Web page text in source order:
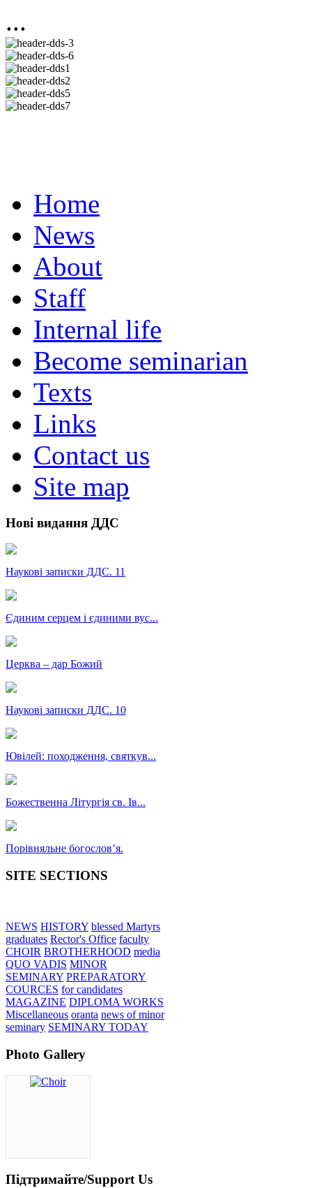
...
Home
News
About
Staff
Internal life
Become seminarian
Texts
Links
Contact us
Site map
Нові видання ДДС
Наукові записки ДДС. 11
Єдиним серцем і єдиними вус...
Церква – дар Божий
Наукові записки ДДС. 10
Ювілей: походження, святкув...
Божественна Літургія св. Ів...
Порівняльне богословʼя.
SITE SECTIONS
NEWS HISTORY blessed Martyrs
graduates Rector's Office faculty
CHOIR BROTHERHOOD media
QUO VADIS MINOR
SEMINARY PREPARATORY
COURCES for candidates
MAGAZINE DIPLOMA WORKS
Miscellaneous oranta news of minor
seminary SEMINARY TODAY
Photo Gallery
Підтримайте/Support Us